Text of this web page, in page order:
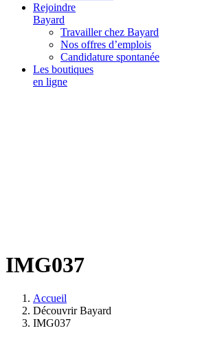
Rejoindre
Bayard
Travailler chez Bayard
Nos offres d’emplois
Candidature spontanée
Les boutiques
en ligne
IMG037
Accueil
Découvrir Bayard
IMG037